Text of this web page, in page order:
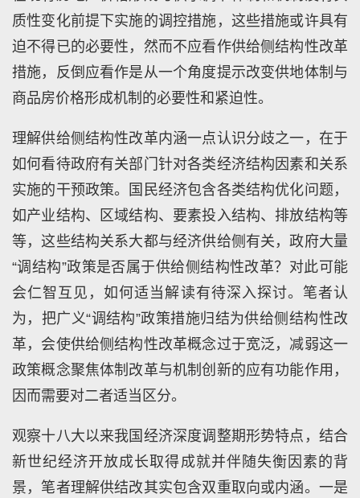
质性变化前提下实施的调控措施，这些措施或许具有
迫不得已的必要性，然而不应看作供给侧结构性改革
措施，反倒应看作是从一个角度提示改变供地体制与
商品房价格形成机制的必要性和紧迫性。
理解供给侧结构性改革内涵一点认识分歧之一，在于
如何看待政府有关部门针对各类经济结构因素和关系
实施的干预政策。国民经济包含各类结构优化问题，
如产业结构、区域结构、要素投入结构、排放结构等
等，这些结构关系大都与经济供给侧有关，政府大量
“调结构”政策是否属于供给侧结构性改革？对此可能
会仁智互见，如何适当解读有待深入探讨。笔者认
为，把广义“调结构”政策措施归结为供给侧结构性改
革，会使供给侧结构性改革概念过于宽泛，减弱这一
政策概念聚焦体制改革与机制创新的应有功能作用，
因而需要对二者适当区分。
观察十八大以来我国经济深度调整期形势特点，结合
新世纪经济开放成长取得成就并伴随失衡因素的背
景，笔者理解供结改其实包含双重取向或内涵。一是